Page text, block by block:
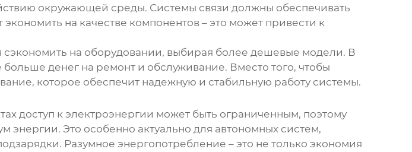
окружающей среды. Системы связи должны обеспечивать
на качестве компонентов – это может привести к
сэкономить на оборудовании, выбирая более дешевые модели. В
денег на ремонт и обслуживание. Вместо того, чтобы
которое обеспечит надежную и стабильную работу системы.
доступ к электроэнергии может быть ограниченным, поэтому
энергии. Это особенно актуально для автономных систем,
Разумное энергопотребление – это не только экономия